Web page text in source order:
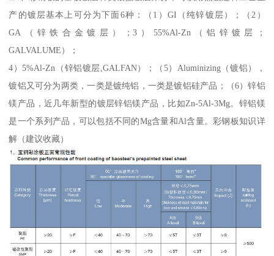
产的镀层基本上可分为下面6种：（1）GI（纯锌镀层）；（2）
GA（锌铁合金镀层）；3）55%Al-Zn（铝锌镀层；
GALVALUME）；
4）5%Al-Zn（锌铝镀层,GALFAN）；（5）Aluminizing（镀铝），
镀铝又可分为两类，一类是镀纯铝，一类是镀铝硅产品；（6）锌铝
镁产品，近几年新型的镀层锌铝镁产品，比如Zn-5Al-3Mg。锌铝镁
是一个系列产品，可以包括不同的Mg含量和Al含量。彩钢板知识详
解（建议收藏）